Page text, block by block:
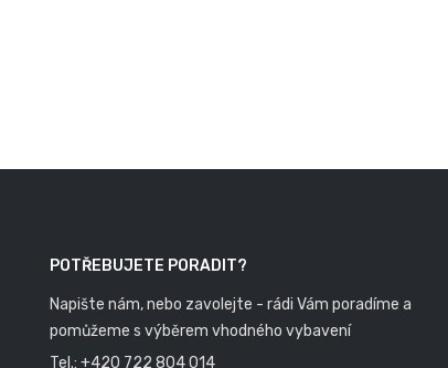
POTŘEBUJETE PORADIT?
Napište nám, nebo zavolejte - rádi Vám poradíme a
pomůžeme s výběrem vhodného vybavení
Tel.: +420 722 804 014